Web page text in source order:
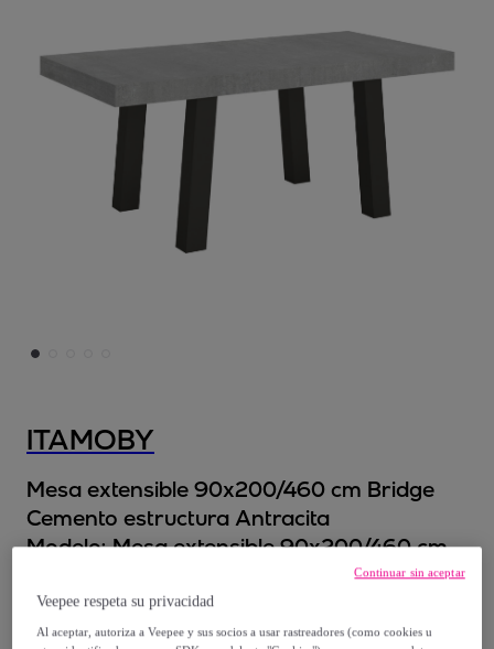
ITAMOBY
Mesa extensible 90x200/460 cm Bridge
Cemento estructura Antracita
Modelo: Mesa extensible 90x200/460 cm
Bridge Cemento estructura Antracita
1028,00 €
Veepee respeta su privacidad
Al aceptar, autoriza a Veepee y sus socios a usar rastreadores (como cookies u
Continuar sin aceptar